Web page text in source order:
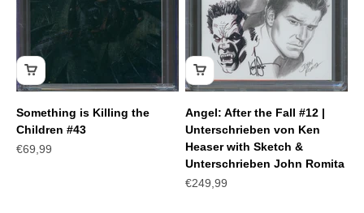
Something is Killing the
Children #43
Angebot
€69,99
Angel: After the Fall #12 |
Unterschrieben von Ken
Heaser with Sketch &
Unterschrieben John Romita
Angebot
€249,99